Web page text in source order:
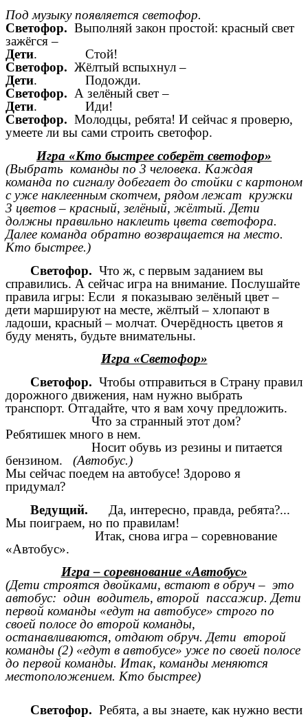
Под музыку появляется светофор.
Светофор. Выполняй закон простой: красный свет
зажёгся –
Дети. Стой!
Светофор. Жёлтый вспыхнул –
Дети. Подожди.
Светофор. А зелёный свет –
Дети. Иди!
Светофор. Молодцы, ребята! И сейчас я проверю,
умеете ли вы сами строить светофор.
Игра «Кто быстрее соберёт светофор»
(Выбрать команды по 3 человека. Каждая
команда по сигналу добегает до стойки с картоном
с уже наклеенным скотчем, рядом лежат кружки
3 цветов – красный, зелёный, жёлтый. Дети
должны правильно наклеить цвета светофора.
Далее команда обратно возвращается на место.
Кто быстрее.)
Светофор. Что ж, с первым заданием вы
справились. А сейчас игра на внимание. Послушайте
правила игры: Если я показываю зелёный цвет –
дети маршируют на месте, жёлтый – хлопают в
ладоши, красный – молчат. Очерёдность цветов я
буду менять, будьте внимательны.
Игра «Светофор»
Светофор. Чтобы отправиться в Страну правил
дорожного движения, нам нужно выбрать
транспорт. Отгадайте, что я вам хочу предложить.
Что за странный этот дом?
Ребятишек много в нем.
Носит обувь из резины и питается
бензином. (Автобус.)
Мы сейчас поедем на автобусе! Здорово я
придумал?
Ведущий. Да, интересно, правда, ребята?...
Мы поиграем, но по правилам!
Итак, снова игра – соревнование
«Автобус».
Игра – соревнование «Автобус»
(Дети строятся двойками, встают в обруч – это
автобус: один водитель, второй пассажир. Дети
первой команды «едут на автобусе» строго по
своей полосе до второй команды,
останавливаются, отдают обруч. Дети второй
команды (2) «едут в автобусе» уже по своей полосе
до первой команды. Итак, команды меняются
местоположением. Кто быстрее)
Светофор. Ребята, а вы знаете, как нужно вести